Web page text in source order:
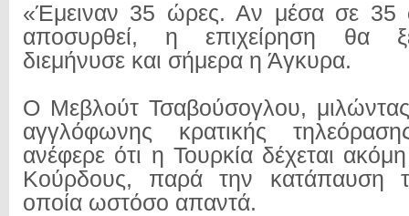
«Έμειναν 35 ώρες. Αν μέσα σε 35
αποσυρθεί, η επιχείρηση θα
διεμήνυσε και σήμερα η Άγκυρα.
Ο Μεβλούτ Τσαβούσογλου,
αγγλόφωνης κρατικής
ανέφερε ότι η Τουρκία δέχεται
Κούρδους, παρά την κατάπαυση
οποία ωστόσο απαντά.